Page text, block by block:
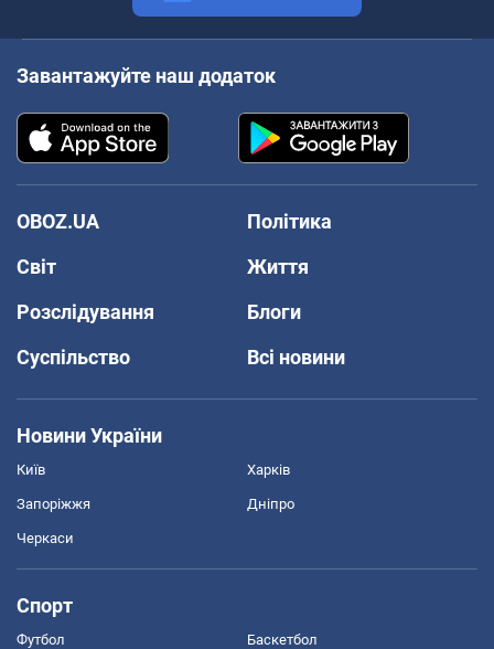
Завантажуйте наш додаток
OBOZ.UA
Політика
Світ
Життя
Розслідування
Блоги
Суспільство
Всі новини
Новини України
Київ Харків
Запоріжжя Дніпро
Черкаси
Спорт
Футбол Баскетбол